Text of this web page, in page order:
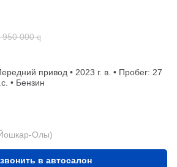
950 000 q
привод • 2023 г. в. • Пробег: 27
• Бензин
Олы)
в автосалон